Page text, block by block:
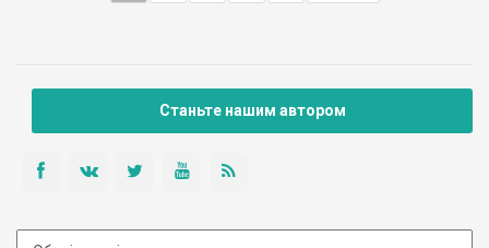
Станьте нашим автором